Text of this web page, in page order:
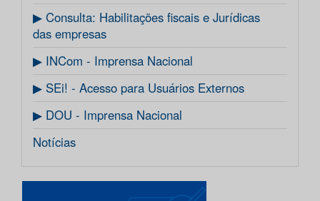
▶ Consulta: Habilitações fiscais e Jurídicas
das empresas
▶ INCom - Imprensa Nacional
▶ SEi! - Acesso para Usuários Externos
▶ DOU - Imprensa Nacional
Notícias